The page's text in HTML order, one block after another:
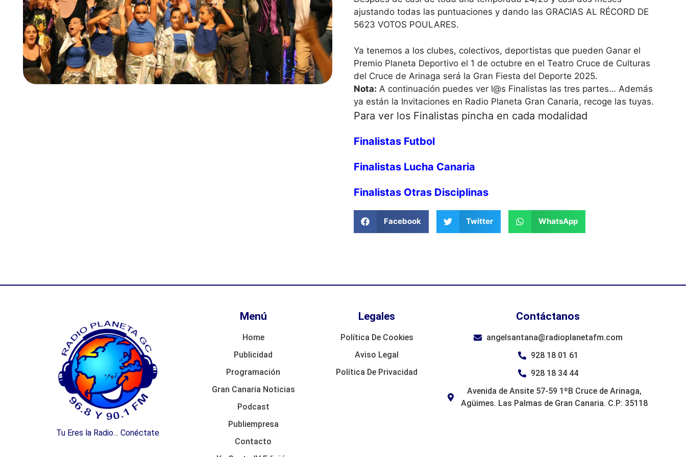
ajustando todas las puntuaciones y dando las GRACIAS AL RÉCORD DE
5623 VOTOS POULARES.
Ya tenemos a los clubes, colectivos, deportistas que pueden Ganar el
Premio Planeta Deportivo el 1 de octubre en el Teatro Cruce de Culturas
del Cruce de Arinaga será la Gran Fiesta del Deporte 2025.
Nota: A continuación puedes ver l@s Finalistas las tres partes… Además
ya están la Invitaciones en Radio Planeta Gran Canaria, recoge las tuyas.
Para ver los Finalistas pincha en cada modalidad
Finalistas Futbol
Finalistas Lucha Canaria
Finalistas Otras Disciplinas
Facebook Twitter WhatsApp
Tu Eres la Radio… Conéctate
Menú
Home
Publicidad
Programación
Gran Canaria Noticias
Podcast
Publiempresa
Contacto
Legales
Política De Cookies
Aviso Legal
Política De Privacidad
Contáctanos
angelsantana@radioplanetafm.com
928 18 01 61
928 18 34 44
Avenida de Ansite 57-59 1ºB Cruce de Arinaga,
Agüimes. Las Palmas de Gran Canaria. C.P: 35118